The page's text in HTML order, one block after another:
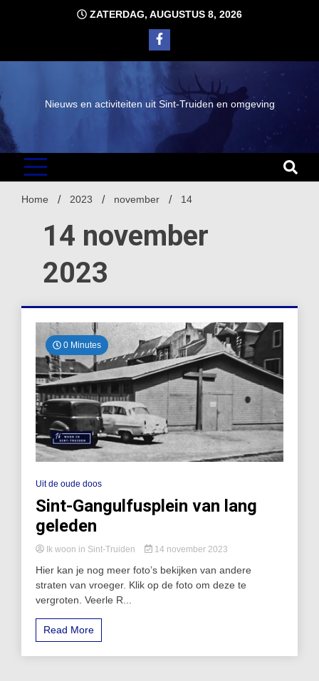
ZATERDAG, AUGUSTUS 8, 2026
Nieuws en activiteiten uit Sint-Truiden en omgeving
Home 2023 november 14
14 november
2023
0 Minutes
Uit de oude doos
Sint-Gangulfusplein van lang
geleden
Ik woon in Sint-Truiden 14 november 2023
Hier kan je nog meer foto’s bekijken van andere
straten van vroeger. Klik op de foto om deze te
vergroten. Veerle R...
Read More